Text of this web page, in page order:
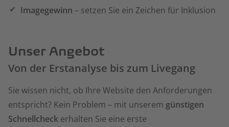
Imagegewinn – setzen Sie ein Zeichen für Inklusion
Unser Angebot
Von der Erstanalyse bis zum Livegang
Sie wissen nicht, ob Ihre Website den Anforderungen
entspricht? Kein Problem – mit unserem günstigen
Schnellcheck erhalten Sie eine erste